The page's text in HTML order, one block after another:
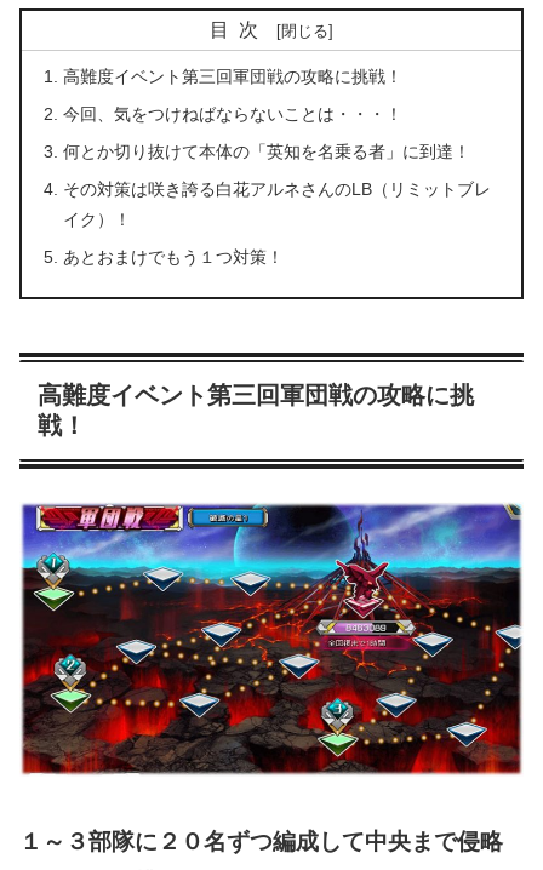
目次
高難度イベント第三回軍団戦の攻略に挑戦！
今回、気をつけねばならないことは・・・！
何とか切り抜けて本体の「英知を名乗る者」に到達！
その対策は咲き誇る白花アルネさんのLB（リミットブレ
イク）！
あとおまけでもう１つ対策！
高難度イベント第三回軍団戦の攻略に挑
戦！
１～３部隊に２０名ずつ編成して中央まで侵略